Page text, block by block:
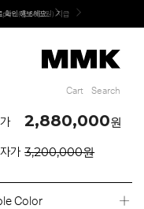
(총 60만원) 지급
Cart Search
2,880,000원
가 3,200,000원
Color